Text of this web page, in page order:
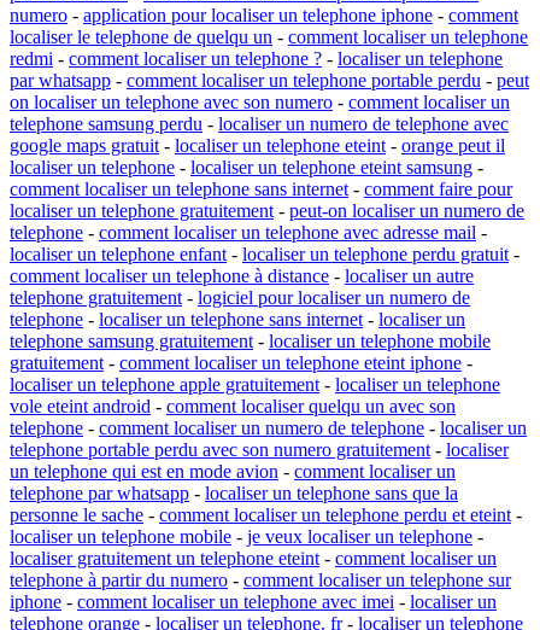
numero - application pour localiser un telephone iphone - comment
localiser le telephone de quelqu un - comment localiser un telephone
redmi - comment localiser un telephone ? - localiser un telephone
par whatsapp - comment localiser un telephone portable perdu - peut
on localiser un telephone avec son numero - comment localiser un
telephone samsung perdu - localiser un numero de telephone avec
google maps gratuit - localiser un telephone eteint - orange peut il
localiser un telephone - localiser un telephone eteint samsung -
comment localiser un telephone sans internet - comment faire pour
localiser un telephone gratuitement - peut-on localiser un numero de
telephone - comment localiser un telephone avec adresse mail -
localiser un telephone enfant - localiser un telephone perdu gratuit -
comment localiser un telephone à distance - localiser un autre
telephone gratuitement - logiciel pour localiser un numero de
telephone - localiser un telephone sans internet - localiser un
telephone samsung gratuitement - localiser un telephone mobile
gratuitement - comment localiser un telephone eteint iphone -
localiser un telephone apple gratuitement - localiser un telephone
vole eteint android - comment localiser quelqu un avec son
telephone - comment localiser un numero de telephone - localiser un
telephone portable perdu avec son numero gratuitement - localiser
un telephone qui est en mode avion - comment localiser un
telephone par whatsapp - localiser un telephone sans que la
personne le sache - comment localiser un telephone perdu et eteint -
localiser un telephone mobile - je veux localiser un telephone -
localiser gratuitement un telephone eteint - comment localiser un
telephone à partir du numero - comment localiser un telephone sur
iphone - comment localiser un telephone avec imei - localiser un
telephone orange - localiser un telephone. fr- localiser un telephone